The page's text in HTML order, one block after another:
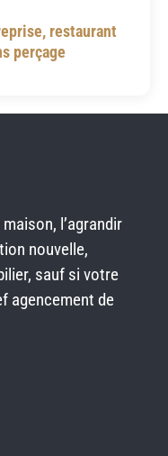
restaurant
perçage
l’agrandir
nouvelle,
sauf si votre
agencement de